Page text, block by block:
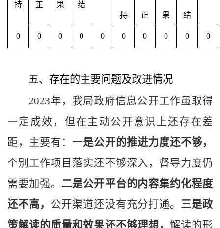
持 正 果 结
持 正 果 结
0 0 0 0 0 0 0 0 0 0
五、存在的主要问题及改进情况
2023年，我局政府信息公开工作虽取得
一定成效，但在主动公开意识上还存在差
距，主要有： 一是公开的推进力度还不够，
个别工作项目落实还不够深入，督导力度仍
需要加强。 二是公开平台的内容集约化程度
还不高， 公开渠道还没有充分打通。 三是政
策解读的质量和效果还不够理想， 解读的形